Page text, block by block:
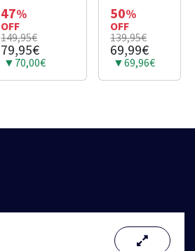
G-STAR
PREMIUM
CORE 2.0
ROUGE
47%
OFF
149,95€
79,95€
▼70,00€
ORANGE
50%
OFF
139,95€
69,99€
▼69,96€